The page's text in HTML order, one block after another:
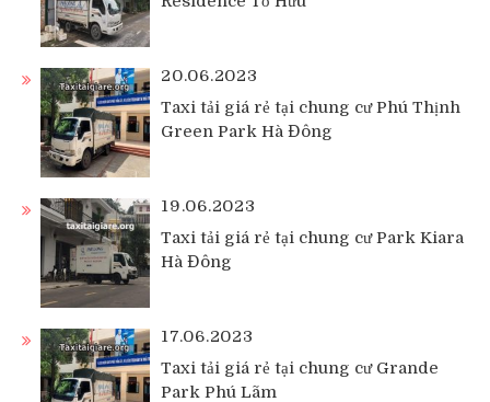
20.06.2023
Taxi tải giá rẻ tại chung cư Phú Thịnh
Green Park Hà Đông
19.06.2023
Taxi tải giá rẻ tại chung cư Park Kiara
Hà Đông
17.06.2023
Taxi tải giá rẻ tại chung cư Grande
Park Phú Lãm